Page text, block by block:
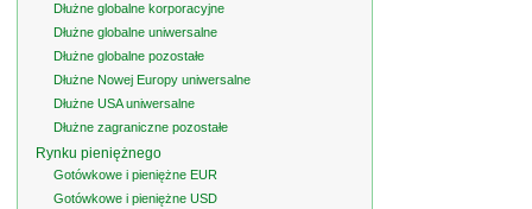
Dłużne globalne korporacyjne
Dłużne globalne uniwersalne
Dłużne globalne pozostałe
Dłużne Nowej Europy uniwersalne
Dłużne USA uniwersalne
Dłużne zagraniczne pozostałe
Rynku pieniężnego
Gotówkowe i pieniężne EUR
Gotówkowe i pieniężne USD